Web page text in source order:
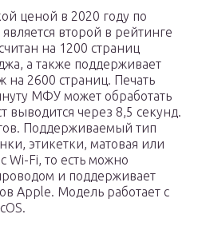
ценой в 2020 году по
второй в рейтинге
на 1200 страниц
а также поддерживает
2600 страниц. Печать
МФУ может обработать
выводится через 8,5 секунд.
Поддерживаемый тип
этикетки, матовая или
Wi-Fi, то есть можно
и поддерживает
Apple. Модель работает с